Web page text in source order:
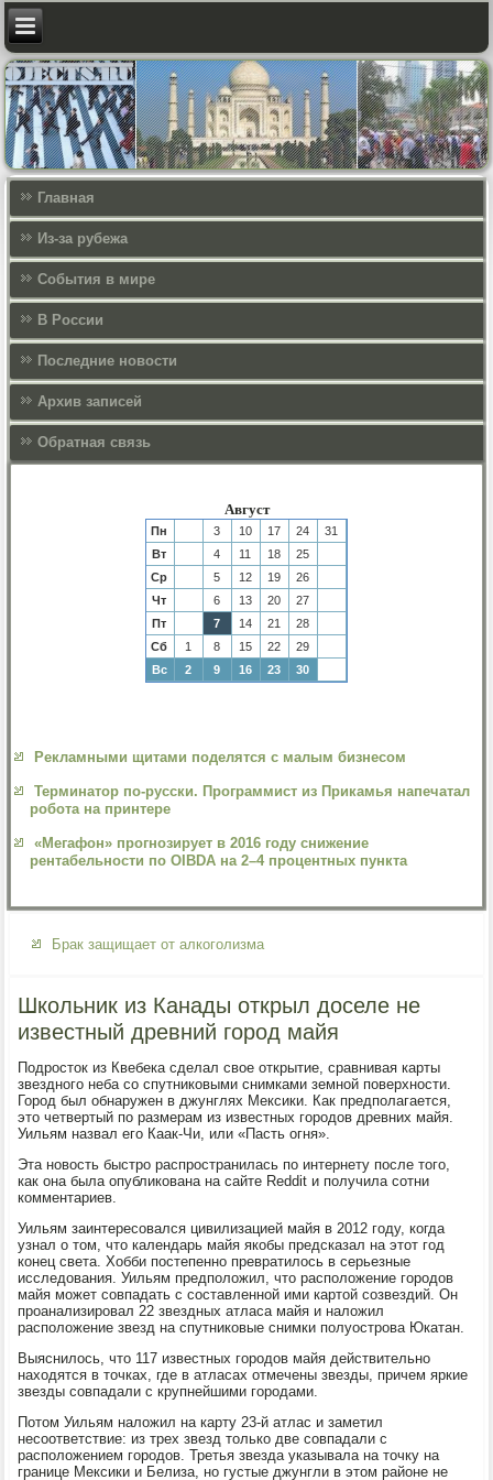
Главная
Из-за рубежа
События в мире
В России
Последние новости
Архив записей
Обратная связь
Август
Пн 3 10 17 24
31
Вт
4 11 18
25
Ср
5 12 19
26
Чт
6 13 20
27
Пт
7 14 21
28
Сб
1 8 15 22
29
Вс
2 9 16 23 30
Рекламными щитами поделятся с малым бизнесом
Терминатор по-русски. Программист из Прикамья напечатал
робота на принтере
«Мегафон» прогнозирует в 2016 году снижение
рентабельности по OIBDA на 2–4 процентных пункта
Брак защищает от алкоголизма
Школьник из Канады открыл доселе не
известный древний город майя
Подросток из Квебека сделал свое открытие, сравнивая карты
звездного неба со спутниковыми снимками земной поверхности.
Город был обнаружен в джунглях Мексики. Как предполагается,
это четвертый по размерам из известных городов древних майя.
Уильям назвал его Каак-Чи, или «Пасть огня».
Эта новость быстро распространилась по интернету после того,
как она была опубликована на сайте Reddit и получила сотни
комментариев.
Уильям заинтересовался цивилизацией майя в 2012 году, когда
узнал о том, что календарь майя якобы предсказал на этот год
конец света. Хобби постепенно превратилось в серьезные
исследования. Уильям предположил, что расположение городов
майя может совпадать с составленной ими картой созвездий. Он
проанализировал 22 звездных атласа майя и наложил
расположение звезд на спутниковые снимки полуострова Юкатан.
Выяснилось, что 117 известных городов майя действительно
находятся в точках, где в атласах отмечены звезды, причем яркие
звезды совпадали с крупнейшими городами.
Потом Уильям наложил на карту 23-й атлас и заметил
несоответствие: из трех звезд только две совпадали с
расположением городов. Третья звезда указывала на точку на
границе Мексики и Белиза, но густые джунгли в этом районе не